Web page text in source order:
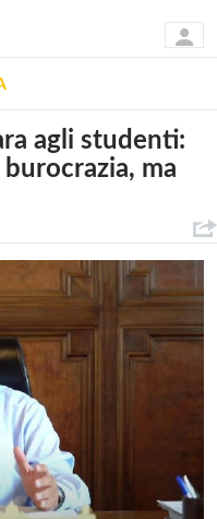
agli studenti:
burocrazia, ma